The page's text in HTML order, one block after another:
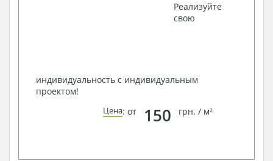
Реализуйте
свою
индивидуальность с индивидуальным
проектом!
Цена: от 150 грн. / м²